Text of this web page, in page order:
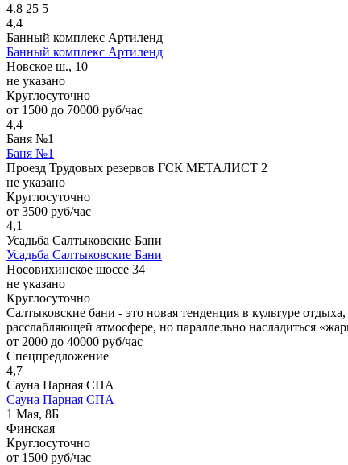
4.8 25 5
4,4
Банный комплекс Артиленд
Банный комплекс Артиленд
Новское ш., 10
не указано
Круглосуточно
от 1500 до 70000 руб/час
4,4
Баня №1
Баня №1
Проезд Трудовых резервов ГСК МЕТАЛИСТ 2
не указано
Круглосуточно
от 3500 руб/час
4,1
Усадьба Салтыковские Бани
Усадьба Салтыковские Бани
Носовихинское шоссе 34
не указано
Круглосуточно
Салтыковские бани - это новая тенденция в культуре
расслабляющей атмосфере, но параллельно насладиться
от 2000 до 40000 руб/час
Спецпредложение
4,7
Сауна Парная СПА
Сауна Парная СПА
1 Мая, 8Б
Финская
Круглосуточно
от 1500 руб/час